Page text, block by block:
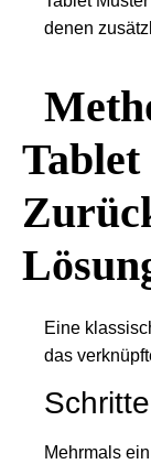
denen
Eine
das
Mehrmals